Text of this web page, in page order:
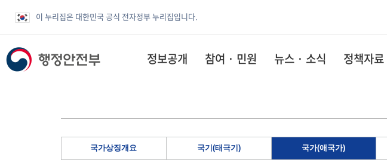
이 누리집은 대한민국 공식 전자정부 누리집입니다.
정보공개 참여 · 민원 뉴스 · 소식 정책자료
국가상징개요 국기(태극기) 국가(애국가)